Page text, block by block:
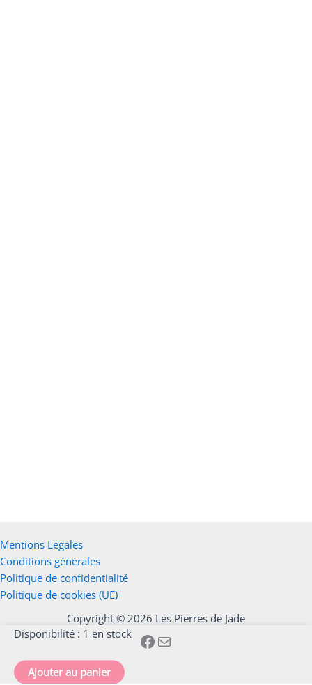
Mentions Legales
Conditions générales
Politique de confidentialité
Politique de cookies (UE)
Copyright © 2026 Les Pierres de Jade
Disponibilité : 1 en stock
quantité
DruseAjouter au panier